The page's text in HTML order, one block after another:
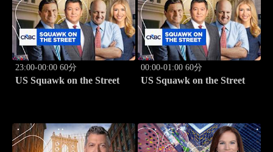
23:00-00:00 60分
US Squawk on the Street
00:00-01:00 60分
US Squawk on the Street